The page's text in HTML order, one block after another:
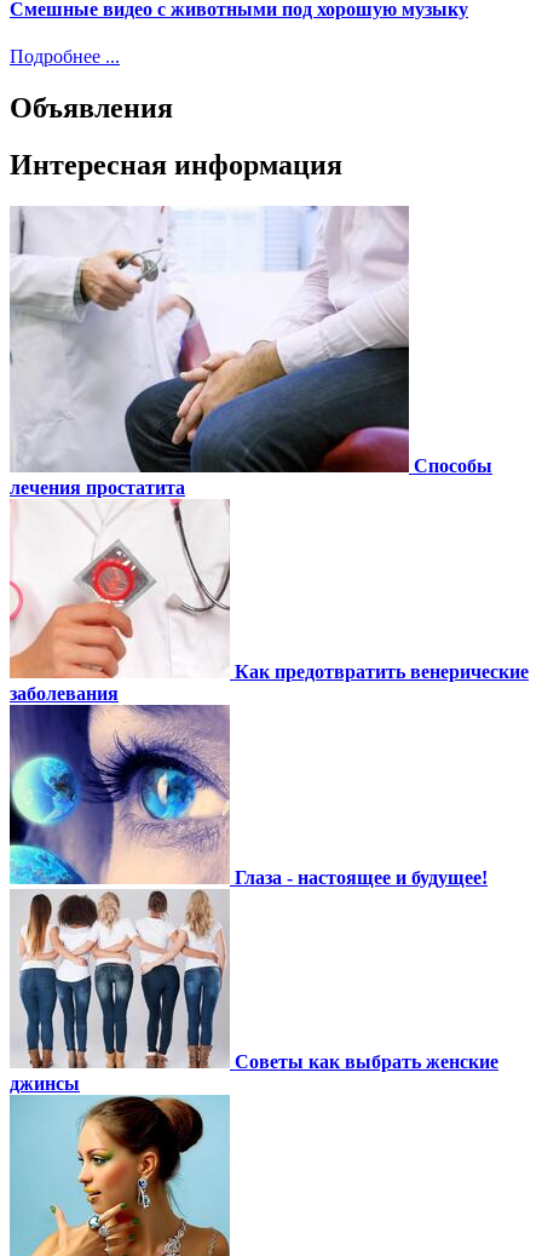
Смешные видео с животными под хорошую музыку
Подробнее ...
Объявления
Интересная информация
Способы
лечения простатита
Как предотвратить венерические
заболевания
Глаза - настоящее и будущее!
Советы как выбрать женские
джинсы